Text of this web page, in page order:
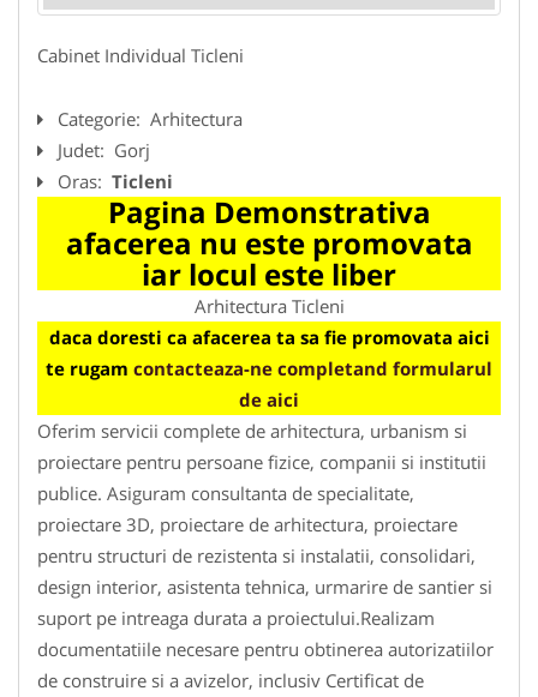
Cabinet Individual Ticleni
Categorie: Arhitectura
Judet: Gorj
Oras: Ticleni
Pagina Demonstrativa
afacerea nu este promovata
iar locul este liber
Arhitectura Ticleni
daca doresti ca afacerea ta sa fie promovata aici
te rugam contacteaza-ne completand formularul
de aici
Oferim servicii complete de arhitectura, urbanism si
proiectare pentru persoane fizice, companii si institutii
publice. Asiguram consultanta de specialitate,
proiectare 3D, proiectare de arhitectura, proiectare
pentru structuri de rezistenta si instalatii, consolidari,
design interior, asistenta tehnica, urmarire de santier si
suport pe intreaga durata a proiectului.Realizam
documentatiile necesare pentru obtinerea autorizatiilor
de construire si a avizelor, inclusiv Certificat de